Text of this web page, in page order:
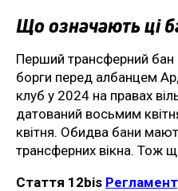
Що означають ці
Перший трансферний бан
борги перед албанцем
клуб у 2024 на правах
датований восьмим
квітня. Обидва бани
трансферних вікна. Тож
Стаття 12bis